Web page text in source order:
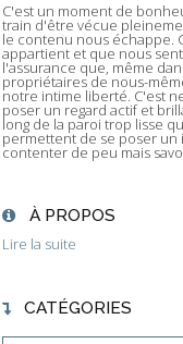
C'est un moment de
train d'être vécue
le contenu nous échappe.
appartient et que nous
l'assurance que, même
propriétaires de nous-
notre intime liberté. C'est
poser un regard actif et
long de la paroi trop lisse
permettent de se poser un
contenter de peu mais
À PROPOS
Lire la suite
CATÉGORIES